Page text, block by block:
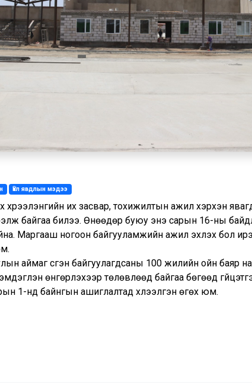
Үйл явдлын мэдээ
хүрээлэнгийн их засвар, тохижилтын ажил хэрхэн
байгаа билээ. Өнөөдөр буюу энэ сарын 16-ны
Маргааш ногоон байгууламжийн ажил эхлэх бол
аймаг үүсгэн байгуулагдсаны 100 жилийн ойн баяр
өнгөрүүлэхээр төлөвлөөд байгаа бөгөөд
1-нд байнгын ашиглалтад хүлээлгэн өгөх юм.